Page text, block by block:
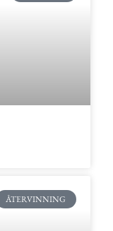
ÅTERVINNING